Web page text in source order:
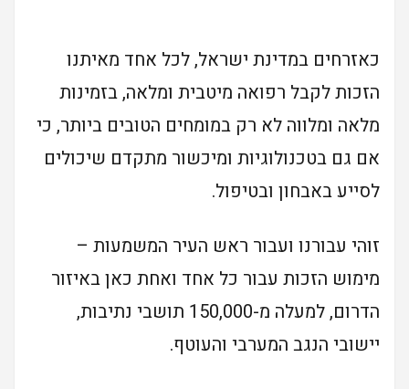
כאזרחים במדינת ישראל, לכל אחד מאיתנו
הזכות לקבל רפואה מיטבית ומלאה, בזמינות
מלאה ומלווה לא רק במומחים הטובים ביותר, כי
אם גם בטכנולוגיות ומיכשור מתקדם שיכולים
לסייע באבחון ובטיפול.
זוהי עבורנו ועבור ראש העיר המשמעות –
מימוש הזכות עבור כל אחד ואחת כאן באיזור
הדרום, למעלה מ-150,000 תושבי נתיבות,
יישובי הנגב המערבי והעוטף.